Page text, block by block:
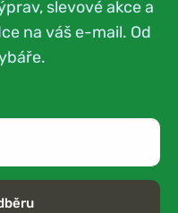
slevové akce a
na váš e-mail. Od